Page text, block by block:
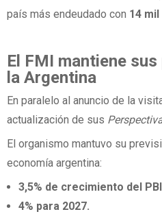
país más endeudado con 14
El FMI mantiene
la Argentina
En paralelo al anuncio de la
actualización de sus
El organismo mantuvo su
economía argentina:
3,5% de crecimiento del
4% para 2027.